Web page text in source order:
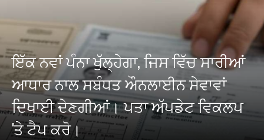
ਇੱਕ ਨਵਾਂ ਪੰਨਾ ਖੁੱਲ੍ਹੇਗਾ, ਜਿਸ ਵਿੱਚ ਸਾਰੀਆਂ
ਆਧਾਰ ਨਾਲ ਸਬੰਧਤ ਔਨਲਾਈਨ ਸੇਵਾਵਾਂ
ਦਿਖਾਈ ਦੇਣਗੀਆਂ। ਪਤਾ ਅੱਪਡੇਟ ਵਿਕਲਪ
'ਤੇ ਟੈਪ ਕਰੋ।